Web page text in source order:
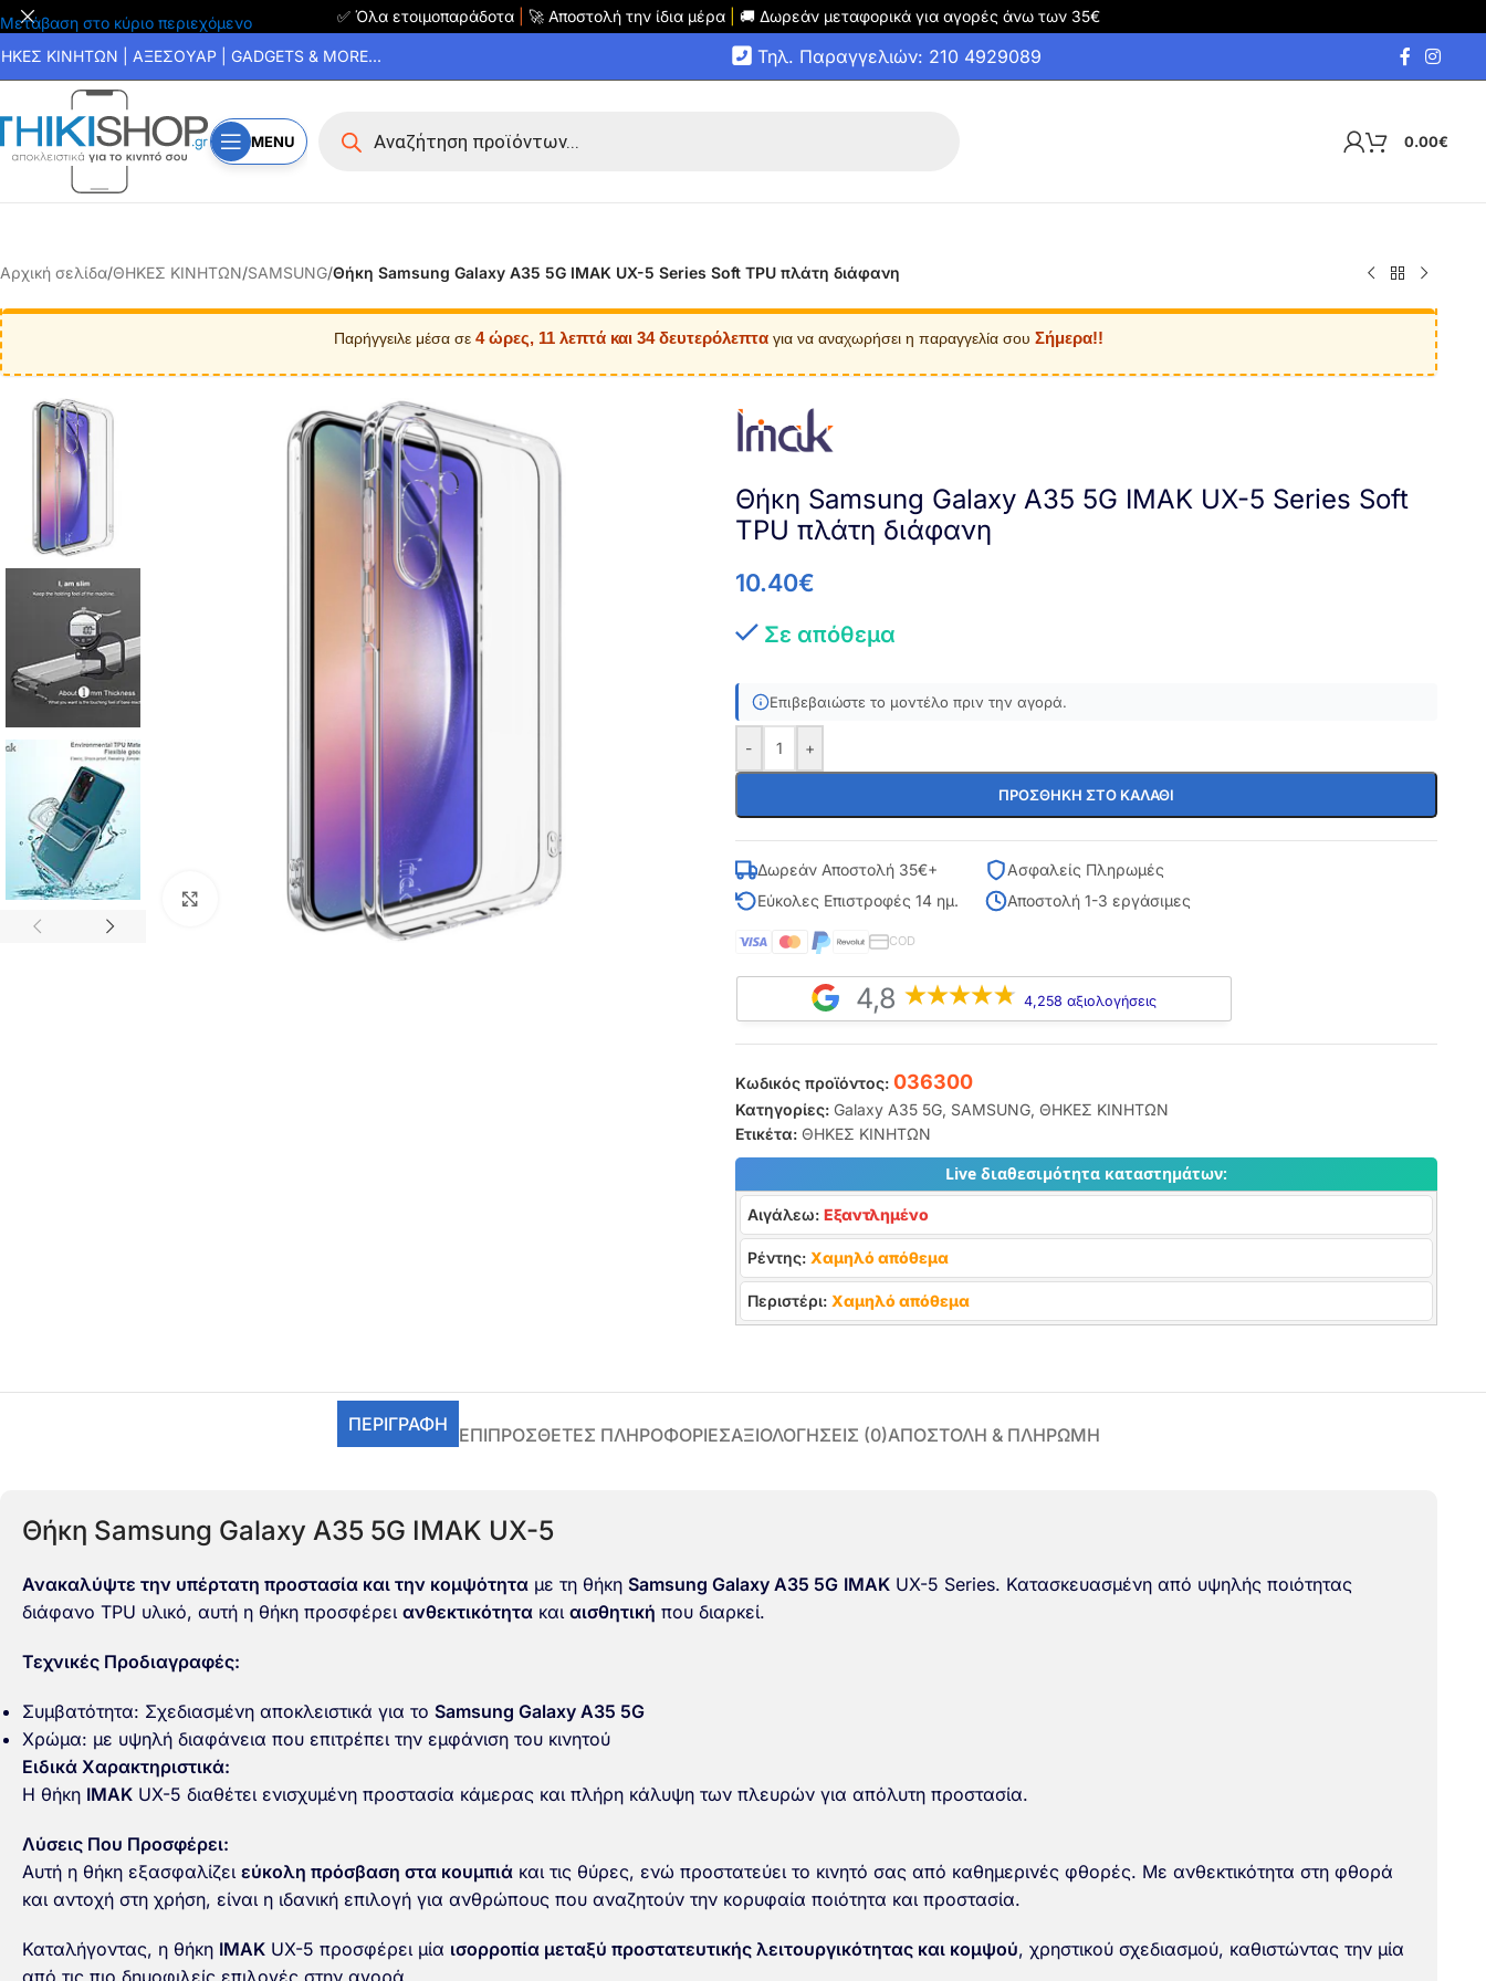
Μετάβαση στο κύριο περιεχόμενο ✅ Όλα ετοιμοπαράδοτα 🚀 Αποστολή την ίδια μέρα 🚚 Δωρεάν μεταφορικά για αγορές άνω των 35€
ΚΙΝΗΤΩΝ | ΑΞΕΣΟΥΑΡ | GADGETS & MORE... Τηλ. Παραγγελιών: 210 4929089
MENU 0.00€
Αρχική σελίδα/ΘΗΚΕΣ ΚΙΝΗΤΩΝ/SAMSUNG/Θήκη Samsung Galaxy A35 5G IMAK UX-5 Series Soft TPU πλάτη διάφανη
Παρήγγειλε μέσα σε 4 ώρες, 11 λεπτά και 33 δευτερόλεπτα για να αναχωρήσει η παραγγελία σου Σήμερα!!
Click to enlarge
Θήκη Samsung Galaxy A35 5G IMAK UX-5 Series Soft
TPU πλάτη διάφανη
10.40€
Σε απόθεμα
Επιβεβαιώστε το μοντέλο πριν την αγορά.
- +
ΠΡΟΣΘΉΚΗ ΣΤΟ ΚΑΛΆΘΙ
Δωρεάν Αποστολή 35€+
Ασφαλείς Πληρωμές
Εύκολες Επιστροφές 14 ημ.
Αποστολή 1-3 εργάσιμες
COD
4,8 4,258 αξιολογήσεις
Κωδικός προϊόντος: 036300
Κατηγορίες: Galaxy A35 5G, SAMSUNG, ΘΗΚΕΣ ΚΙΝΗΤΩΝ
Ετικέτα: ΘΗΚΕΣ ΚΙΝΗΤΩΝ
Live διαθεσιμότητα καταστημάτων:
Αιγάλεω: Εξαντλημένο
Ρέντης: Χαμηλό απόθεμα
Περιστέρι: Χαμηλό απόθεμα
ΠΕΡΙΓΡΑΦΉ ΕΠΙΠΡΌΣΘΕΤΕΣ ΠΛΗΡΟΦΟΡΊΕΣΑΞΙΟΛΟΓΉΣΕΙΣ (0)ΑΠΟΣΤΟΛΗ & ΠΛΗΡΩΜΗ
Θήκη Samsung Galaxy A35 5G IMAK UX-5
Ανακαλύψτε την υπέρτατη προστασία και την κομψότητα με τη θήκη Samsung Galaxy A35 5G IMAK UX-5 Series. Κατασκευασμένη από υψηλής ποιότητας
διάφανο TPU υλικό, αυτή η θήκη προσφέρει ανθεκτικότητα και αισθητική που διαρκεί.
Τεχνικές Προδιαγραφές:
Συμβατότητα: Σχεδιασμένη αποκλειστικά για το Samsung Galaxy A35 5G
Χρώμα: με υψηλή διαφάνεια που επιτρέπει την εμφάνιση του κινητού
Ειδικά Χαρακτηριστικά:
Η θήκη IMAK UX-5 διαθέτει ενισχυμένη προστασία κάμερας και πλήρη κάλυψη των πλευρών για απόλυτη προστασία.
Λύσεις Που Προσφέρει:
Αυτή η θήκη εξασφαλίζει εύκολη πρόσβαση στα κουμπιά και τις θύρες, ενώ προστατεύει το κινητό σας από καθημερινές φθορές. Με ανθεκτικότητα στη φθορά
και αντοχή στη χρήση, είναι η ιδανική επιλογή για ανθρώπους που αναζητούν την κορυφαία ποιότητα και προστασία.
Καταλήγοντας, η θήκη IMAK UX-5 προσφέρει μία ισορροπία μεταξύ προστατευτικής λειτουργικότητας και κομψού, χρηστικού σχεδιασμού, καθιστώντας την μία
από τις πιο δημοφιλείς επιλογές στην αγορά.